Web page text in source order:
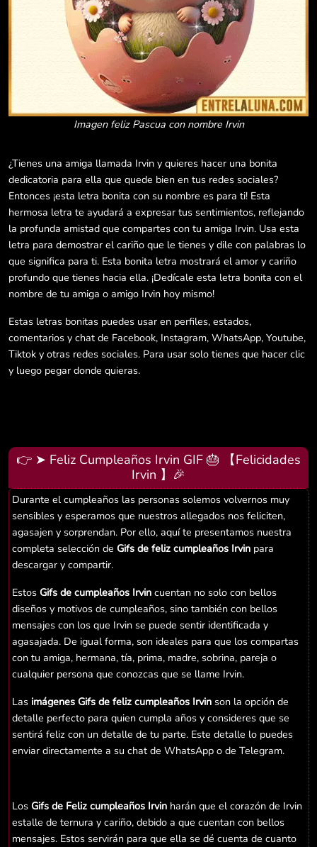
Imagen feliz Pascua con nombre Irvin
¿Tienes una amiga llamada Irvin y quieres hacer una bonita
dedicatoria para ella que quede bien en tus redes sociales?
Entonces ¡esta letra bonita con su nombre es para ti! Esta
hermosa letra te ayudará a expresar tus sentimientos, reflejando
la profunda amistad que compartes con tu amiga Irvin. Usa esta
letra para demostrar el cariño que le tienes y dile con palabras lo
que significa para ti. Esta bonita letra mostrará el amor y cariño
profundo que tienes hacia ella. ¡Dedícale esta letra bonita con el
nombre de tu amiga o amigo Irvin hoy mismo!
Estas letras bonitas puedes usar en perfiles, estados,
comentarios y chat de Facebook, Instagram, WhatsApp, Youtube,
Tiktok y otras redes sociales. Para usar solo tienes que hacer clic
y luego pegar donde quieras.
👉 ➤ Feliz Cumpleaños Irvin GIF 🎂 【Felicidades
Irvin 】🎉
Durante el cumpleaños las personas solemos volvernos muy
sensibles y esperamos que nuestros allegados nos feliciten,
agasajen y sorprendan. Por ello, aquí te presentamos nuestra
completa selección de Gifs de feliz cumpleaños Irvin para
descargar y compartir.
Estos Gifs de cumpleaños Irvin cuentan no solo con bellos
diseños y motivos de cumpleaños, sino también con bellos
mensajes con los que Irvin se puede sentir identificada y
agasajada. De igual forma, son ideales para que los compartas
con tu amiga, hermana, tía, prima, madre, sobrina, pareja o
cualquier persona que conozcas que se llame Irvin.
Las imágenes Gifs de feliz cumpleaños Irvin son la opción de
detalle perfecto para quien cumpla años y consideres que se
sentirá feliz con un detalle de tu parte. Este detalle lo puedes
enviar directamente a su chat de WhatsApp o de Telegram.
Los Gifs de Feliz cumpleaños Irvin harán que el corazón de Irvin
estalle de ternura y cariño, debido a que cuentan con bellos
mensajes. Estos servirán para que ella se dé cuenta de cuanto